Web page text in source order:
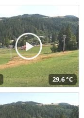
29,6 °C